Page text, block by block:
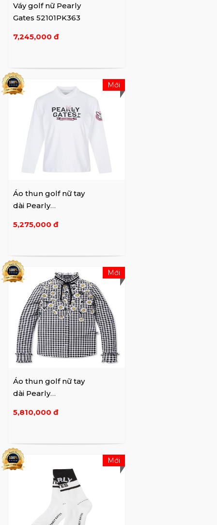
Váy golf nữ Pearly
Gates 52101PK363
7,245,000 đ
Áo thun golf nữ tay
dài Pearly
5,275,000 đ
Mới
Áo thun golf nữ tay
dài Pearly
5,810,000 đ
Mới
Mới